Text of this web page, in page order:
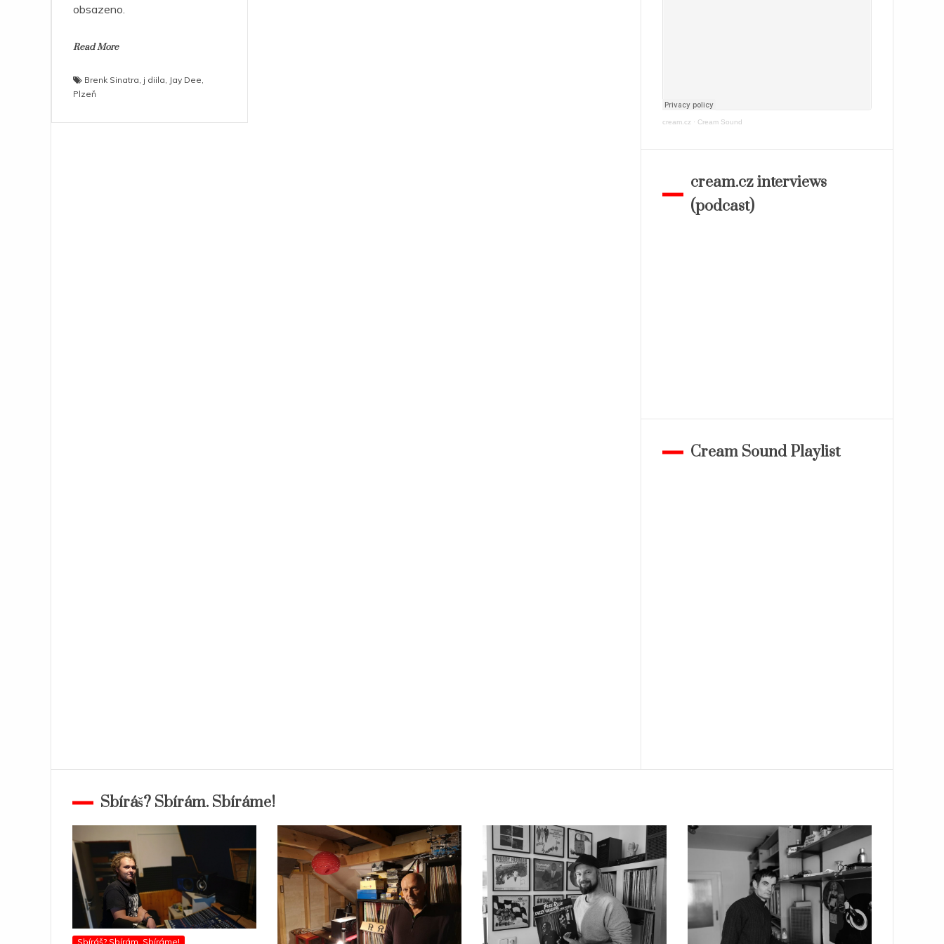
obsazeno.
Read More
Brenk Sinatra, j diila, Jay Dee,
Plzeň
cream.cz · Cream Sound
cream.cz interviews
(podcast)
Cream Sound Playlist
Sbíráš? Sbírám. Sbíráme!
Sbíráš? Sbírám. Sbíráme!